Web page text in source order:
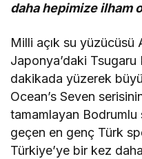
daha hepimize ilham
Milli açık su yüzücüsü
Japonya’daki Tsugaru
dakikada yüzerek
Ocean’s Seven
tamamlayan Bodrumlu
geçen en genç Türk
Türkiye’ye bir kez